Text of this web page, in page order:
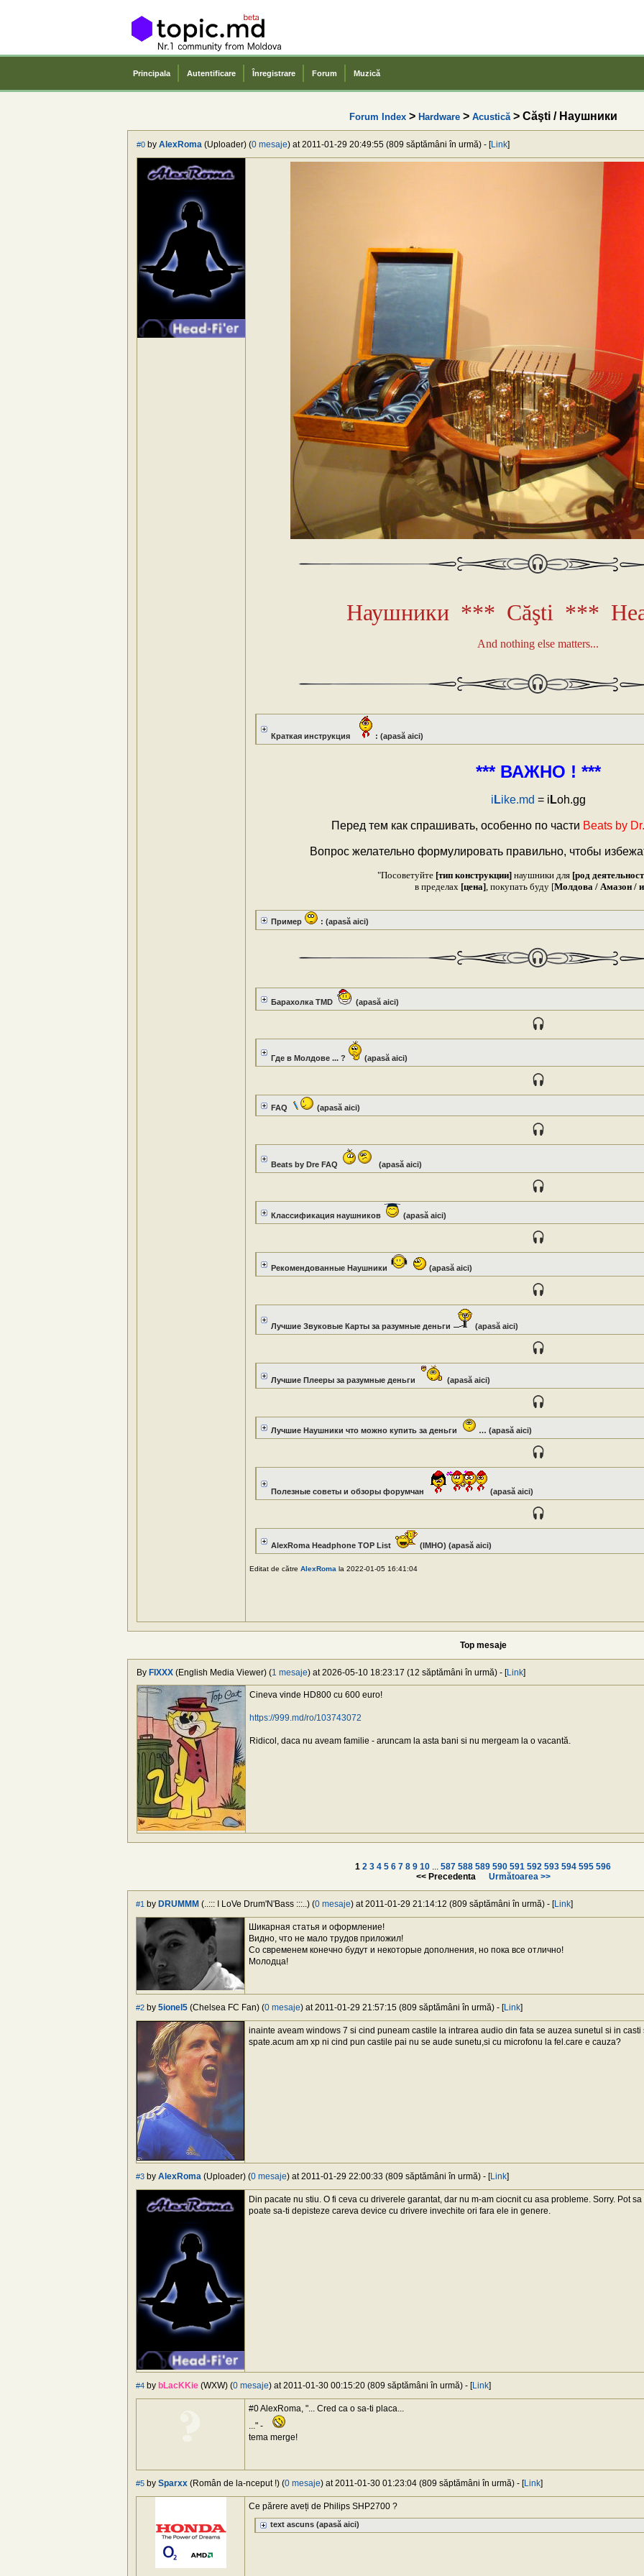
Principala Autentificare Înregistrare Forum Muzică
Forum Index> Hardware> Acustică> Căşti / Наушники
#0 by AlexRoma (Uploader) (0 mesaje) at 2011-01-29 20:49:55 (809 săptămâni în urmă) - [Link]
Наушники *** Căşti ***
And nothing else matters...
Краткая инструкция : (apasă aici)
*** ВАЖНО ! ***
i Like.md = i Loh.gg
Перед тем как спрашивать, особенно по части Beats by
Вопрос желательно формулировать правильно, чтобы
"Посоветуйте [тип конструкции] наушники для [род
в пределах [цена], покупать буду [Молдова / Амазон /
Пример : (apasă aici)
Барахолка TMD (apasă aici)
Где в Молдове ... ? (apasă aici)
FAQ (apasă aici)
Beats by Dre FAQ (apasă aici)
Классификация наушников (apasă aici)
Рекомендованные Наушники (apasă aici)
Лучшие Звуковые Карты за разумные деньги (apasă aici)
Лучшие Плееры за разумные деньги (apasă aici)
Лучшие Наушники что можно купить за деньги … (apasă aici)
Полезные советы и обзоры форумчан (apasă aici)
AlexRoma Headphone TOP List (IMHO) (apasă aici)
Editat de către AlexRoma la 2022-01-05 16:41:04
Top mesaje
By FIXXX (English Media Viewer) (1 mesaje) at 2026-05-10 18:23:17 (12 săptămâni în urmă) - [Link]
Cineva vinde HD800 cu 600 euro!
https://999.md/ro/103743072
Ridicol, daca nu aveam familie - aruncam la asta bani si nu mergeam la o vacantă.
1 2 3 4 5 6 7 8 9 10 ... 587 588 589 590 591 592 593 594 595 596
<< Precedenta
Următoarea >>
#1 by DRUMMM (..::: I LoVe Drum'N'Bass :::..) (0 mesaje) at 2011-01-29 21:14:12 (809 săptămâni în urmă) - [Link]
Шикарная статья и оформление!
Видно, что не мало трудов приложил!
Со свременем конечно будут и некоторые дополнения, но пока все отлично!
Молодца!
#2 by 5ionel5 (Chelsea FC Fan) (0 mesaje) at 2011-01-29 21:57:15 (809 săptămâni în urmă) - [Link]
inainte aveam windows 7 si cind puneam castile la intrarea audio din fata se auzea sunetul si in
spate.acum am xp ni cind pun castile pai nu se aude sunetu,si cu microfonu la fel.care e cauza?
#3 by AlexRoma (Uploader) (0 mesaje) at 2011-01-29 22:00:33 (809 săptămâni în urmă) - [Link]
Din pacate nu stiu. O fi ceva cu driverele garantat, dar nu m-am ciocnit cu asa probleme. Sorry. Pot
poate sa-ti depisteze careva device cu drivere invechite ori fara ele in genere.
#4 by bLacKKie (WXW) (0 mesaje) at 2011-01-30 00:15:20 (809 săptămâni în urmă) - [Link]
#0 AlexRoma, "... Cred ca o sa-ti placa...
..." -
tema merge!
#5 by Sparxx (Român de la-nceput !) (0 mesaje) at 2011-01-30 01:23:04 (809 săptămâni în urmă) - [Link]
Ce părere aveți de Philips SHP2700 ?
text ascuns (apasă aici)